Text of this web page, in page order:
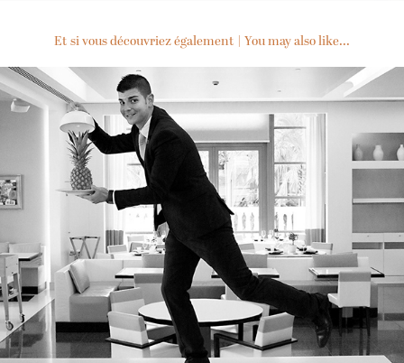
Et si vous découvriez également | You may also like...